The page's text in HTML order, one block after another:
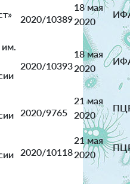
2020/10389
18 мая
2020
2020/10393
18 мая
2020
2020/9765
21 мая
2020
2020/10118
21 мая
2020